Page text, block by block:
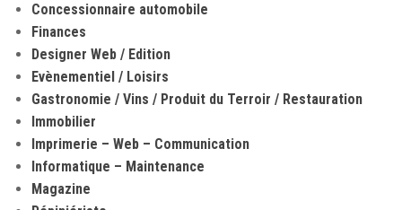
Concessionnaire automobile
Finances
Designer Web / Edition
Evènementiel / Loisirs
Gastronomie / Vins / Produit du Terroir / Restauration
Immobilier
Imprimerie – Web – Communication
Informatique – Maintenance
Magazine